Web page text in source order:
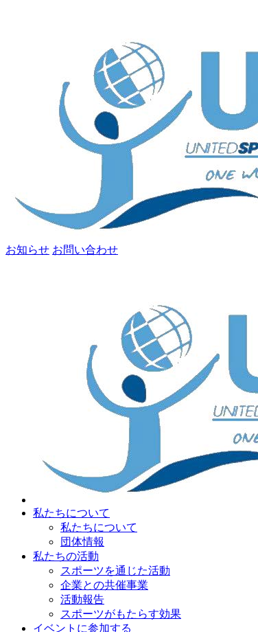
お知らせ お問い合わせ
私たちについて
私たちについて
団体情報
私たちの活動
スポーツを通じた活動
企業との共催事業
活動報告
スポーツがもたらす効果
イベントに参加する